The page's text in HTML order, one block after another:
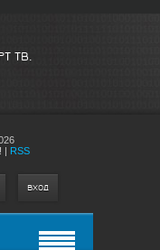
ТВ.
! | RSS
ВХОД